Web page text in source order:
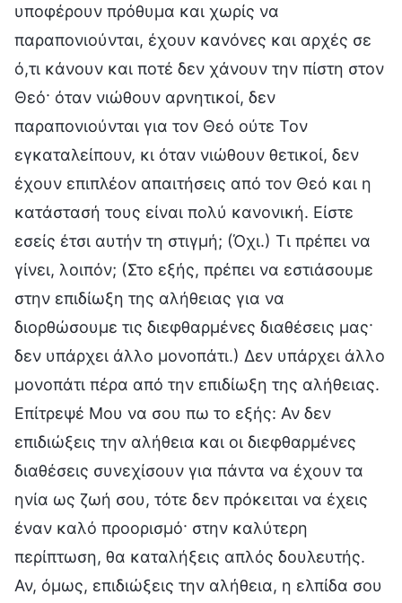
υποφέρουν πρόθυμα και χωρίς να
παραπονιούνται, έχουν κανόνες και αρχές σε
ό,τι κάνουν και ποτέ δεν χάνουν την πίστη στον
Θεό· όταν νιώθουν αρνητικοί, δεν
παραπονιούνται για τον Θεό ούτε Τον
εγκαταλείπουν, κι όταν νιώθουν θετικοί, δεν
έχουν επιπλέον απαιτήσεις από τον Θεό και η
κατάστασή τους είναι πολύ κανονική. Είστε
εσείς έτσι αυτήν τη στιγμή; (Όχι.) Τι πρέπει να
γίνει, λοιπόν; (Στο εξής, πρέπει να εστιάσουμε
στην επιδίωξη της αλήθειας για να
διορθώσουμε τις διεφθαρμένες διαθέσεις μας·
δεν υπάρχει άλλο μονοπάτι.) Δεν υπάρχει άλλο
μονοπάτι πέρα από την επιδίωξη της αλήθειας.
Επίτρεψέ Μου να σου πω το εξής: Αν δεν
επιδιώξεις την αλήθεια και οι διεφθαρμένες
διαθέσεις συνεχίσουν για πάντα να έχουν τα
ηνία ως ζωή σου, τότε δεν πρόκειται να έχεις
έναν καλό προορισμό· στην καλύτερη
περίπτωση, θα καταλήξεις απλός δουλευτής.
Αν, όμως, επιδιώξεις την αλήθεια, η ελπίδα σου